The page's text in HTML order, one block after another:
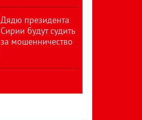
Дядю президента
Сирии будут судить
за мошенничество